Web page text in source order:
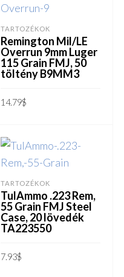
TARTOZÉKOK
Remington Mil/LE
Overrun 9mm Luger
115 Grain FMJ, 50
töltény B9MM3
14.79$
TARTOZÉKOK
TulAmmo .223 Rem,
55 Grain FMJ Steel
Case, 20 lövedék
TA223550
7.93$